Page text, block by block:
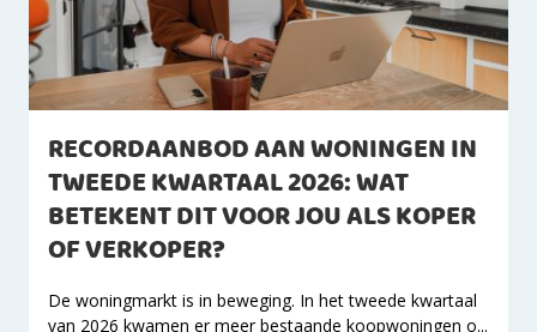
RECORDAANBOD AAN WONINGEN IN
TWEEDE KWARTAAL 2026: WAT
BETEKENT DIT VOOR JOU ALS KOPER
OF VERKOPER?
De woningmarkt is in beweging. In het tweede kwartaal
van 2026 kwamen er meer bestaande koopwoningen o...